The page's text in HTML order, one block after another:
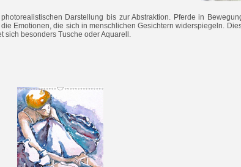
Darstellung bis zur Abstraktion. Pferde in
Emotionen, die sich in menschlichen Gesichtern widerspiegeln.
sich besonders Tusche oder Aquarell.